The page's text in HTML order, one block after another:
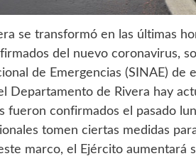
se transformó en las últimas
del nuevo coronavirus,
de Emergencias (SINAE) de
Departamento de Rivera hay
fueron confirmados el pasado
tomen ciertas medidas
marco, el Ejército